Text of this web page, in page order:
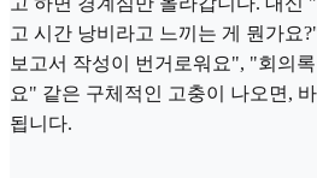
고 시간 낭비라고 느끼는 게 뭔가요
보고서 작성이 번거로워요", "회의
요" 같은 구체적인 고충이 나오면,
됩니다.